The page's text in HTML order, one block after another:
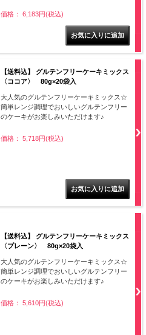
価格： 6,183円(税込)
【送料込】 グルテンフリーケーキミックス
〈ココア〉 80g×20袋入
大人気のグルテンフリーケーキミックス☆
簡単レンジ調理でおいしいグルテンフリー
のケーキがお楽しみいただけます♪
価格： 5,718円(税込)
【送料込】 グルテンフリーケーキミックス
〈プレーン〉 80g×20袋入
大人気のグルテンフリーケーキミックス☆
簡単レンジ調理でおいしいグルテンフリー
のケーキがお楽しみいただけます♪
価格： 5,610円(税込)